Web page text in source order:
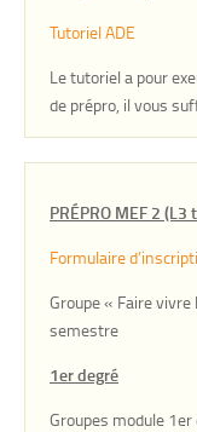
Tutoriel ADE
Le tutoriel a pour
de prépro, il vous
PRÉPRO MEF 2
Formulaire
Groupe « Faire
semestre
1er degré
Groupes module 1er